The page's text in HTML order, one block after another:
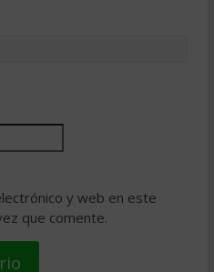
y web en este
que comente.